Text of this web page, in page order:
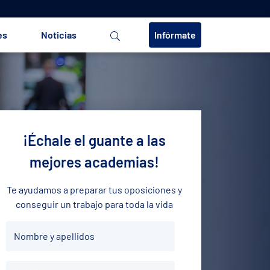
Noticias Infórmate
¡Échale el guante a las
mejores academias!
Te ayudamos a preparar tus oposiciones y
conseguir un trabajo para toda la vida
Nombre y apellidos